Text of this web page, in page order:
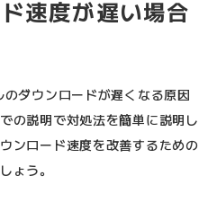
速度が遅い場合
ダウンロードが遅くなる原因
の説明で対処法を簡単に説明し
ンロード速度を改善するための
ょう。